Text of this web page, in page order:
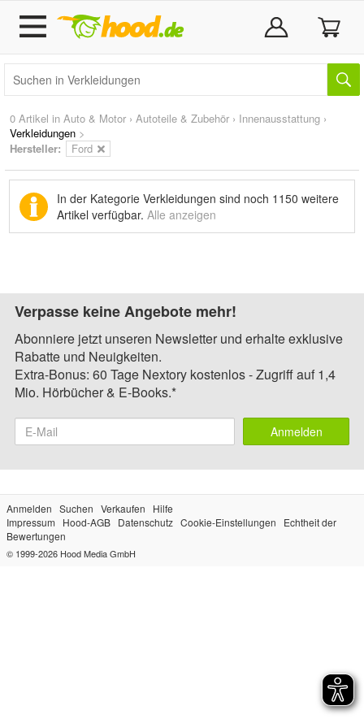
0 Artikel in Auto & Motor › Autoteile & Zubehör › Innenausstattung ›
Verkleidungen >
Hersteller:
Ford
In der Kategorie Verkleidungen sind noch 1150 weitere
Artikel verfügbar. Alle anzeigen
Verpasse keine Angebote mehr!
Abonniere jetzt unseren Newsletter und erhalte exklusive
Rabatte und Neuigkeiten.
Extra-Bonus: 60 Tage Nextory kostenlos - Zugriff auf 1,4
Mio. Hörbücher & E-Books.*
Anmelden
Anmelden Suchen Verkaufen
Hilfe
Impressum
Hood-AGB Datenschutz Cookie-Einstellungen
Echtheit der
Bewertungen
© 1999-2026 Hood Media GmbH